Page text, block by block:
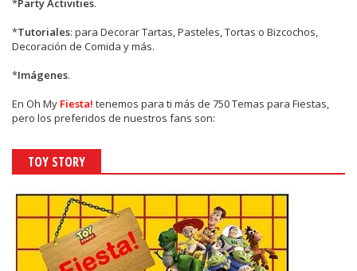
*Party Activities.
*Tutoriales: para Decorar Tartas, Pasteles, Tortas o Bizcochos,
Decoración de Comida y más.
*Imágenes.
En Oh My Fiesta! tenemos para ti más de 750 Temas para Fiestas,
pero los preferidos de nuestros fans son:
TOY STORY